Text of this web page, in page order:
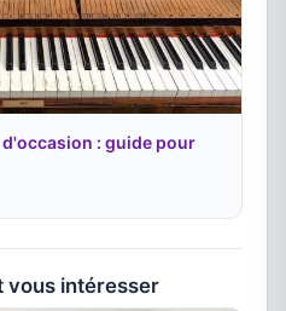
: guide pour
vous intéresser